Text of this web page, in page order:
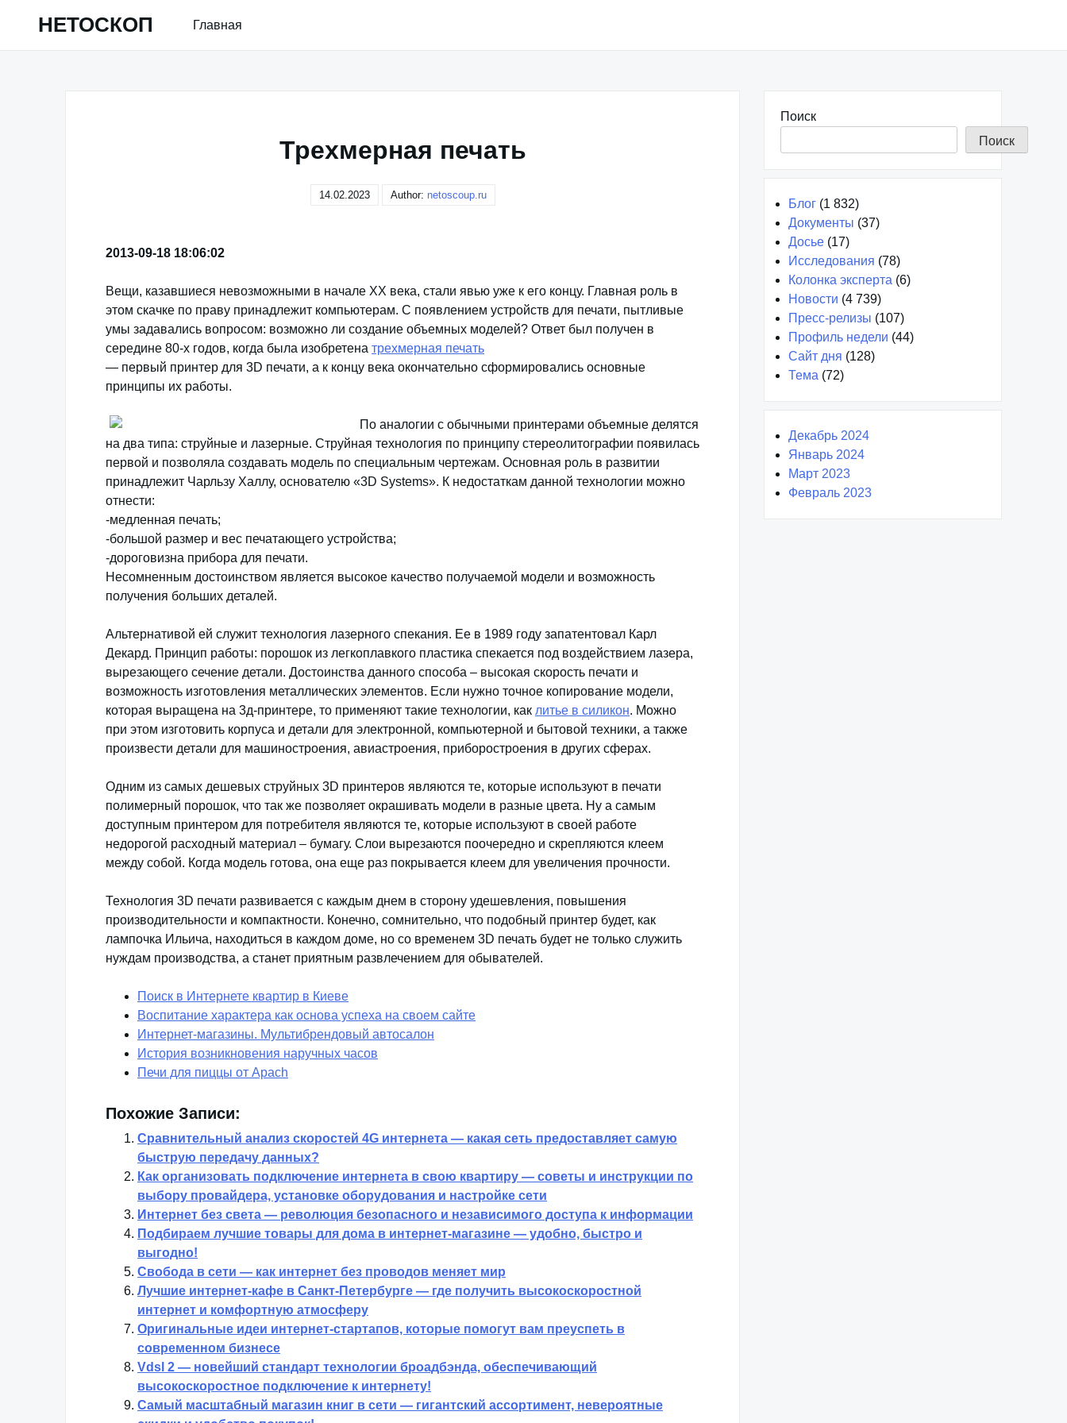
НЕТОСКОП Главная
Трехмерная печать
14.02.2023 Author: netoscoup.ru
2013-09-18 18:06:02
Вещи, казавшиеся невозможными в начале ХХ века, стали явью уже к его концу. Главная роль в
этом скачке по праву принадлежит компьютерам. С появлением устройств для печати, пытливые
умы задавались вопросом: возможно ли создание объемных моделей? Ответ был получен в
середине 80-х годов, когда была изобретена трехмерная печать
— первый принтер для 3D печати, а к концу века окончательно сформировались основные
принципы их работы.
По аналогии с обычными принтерами объемные делятся
на два типа: струйные и лазерные. Струйная технология по принципу стереолитографии появилась
первой и позволяла создавать модель по специальным чертежам. Основная роль в развитии
принадлежит Чарльзу Халлу, основателю «3D Systems». К недостаткам данной технологии можно
отнести:
-медленная печать;
-большой размер и вес печатающего устройства;
-дороговизна прибора для печати.
Несомненным достоинством является высокое качество получаемой модели и возможность
получения больших деталей.
Альтернативой ей служит технология лазерного спекания. Ее в 1989 году запатентовал Карл
Декард. Принцип работы: порошок из легкоплавкого пластика спекается под воздействием лазера,
вырезающего сечение детали. Достоинства данного способа – высокая скорость печати и
возможность изготовления металлических элементов. Если нужно точное копирование модели,
которая выращена на 3д-принтeрe, то применяют такие технологии, как литье в силикон. Можно
при этом изготовить корпуса и детали для электронной, компьютерной и бытовой техники, а также
произвести детали для машиностроения, авиастроения, приборостроения в других сферах.
Одним из самых дешевых струйных 3D принтеров являются те, которые используют в печати
полимерный порошок, что так же позволяет окрашивать модели в разные цвета. Ну а самым
доступным принтером для потребителя являются те, которые используют в своей работе
недорогой расходный материал – бумагу. Слои вырезаются поочередно и скрепляются клеем
между собой. Когда модель готова, она еще раз покрывается клеем для увеличения прочности.
Технология 3D печати развивается с каждым днем в сторону удешевления, повышения
производительности и компактности. Конечно, сомнительно, что подобный принтер будет, как
лампочка Ильича, находиться в каждом доме, но со временем 3D печать будет не только служить
нуждам производства, а станет приятным развлечением для обывателей.
Поиск в Интернете квартир в Киеве
Воспитание характера как основа успеха на своем сайте
Интернет-магазины. Мультибрендовый автосалон
История возникновения наручных часов
Печи для пиццы от Apach
Похожие Записи:
Сравнительный анализ скоростей 4G интернета — какая сеть предоставляет самую
быструю передачу данных?
Как организовать подключение интернета в свою квартиру — советы и инструкции по
выбору провайдера, установке оборудования и настройке сети
Интернет без света — революция безопасного и независимого доступа к информации
Подбираем лучшие товары для дома в интернет-магазине — удобно, быстро и
выгодно!
Свобода в сети — как интернет без проводов меняет мир
Лучшие интернет-кафе в Санкт-Петербурге — где получить высокоскоростной
интернет и комфортную атмосферу
Оригинальные идеи интернет-стартапов, которые помогут вам преуспеть в
современном бизнесе
Vdsl 2 — новейший стандарт технологии броадбэнда, обеспечивающий
высокоскоростное подключение к интернету!
Самый масштабный магазин книг в сети — гигантский ассортимент, невероятные
Поиск
Поиск
Блог (1 832)
Документы (37)
Досье (17)
Исследования (78)
Колонка эксперта (6)
Новости (4 739)
Пресс-релизы (107)
Профиль недели (44)
Сайт дня (128)
Тема (72)
Декабрь 2024
Январь 2024
Март 2023
Февраль 2023